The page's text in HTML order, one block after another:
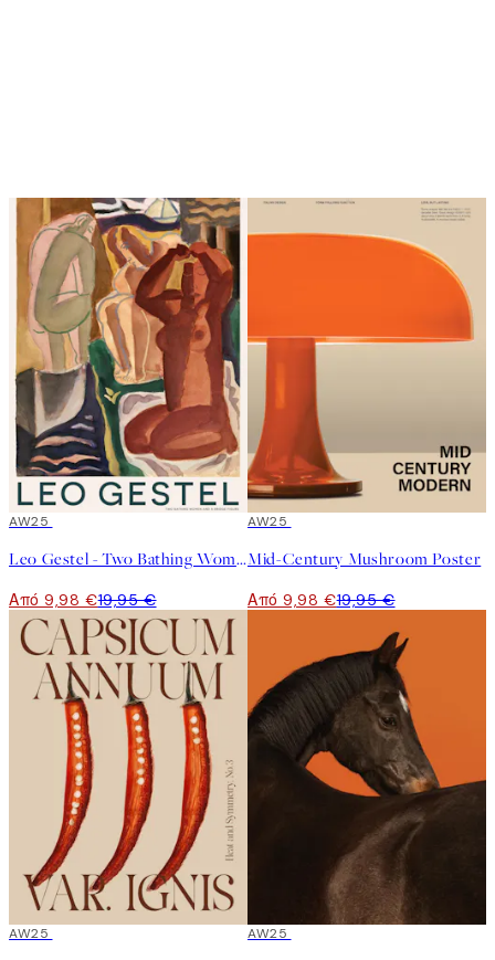
Η επανάληψη είναι ενεργοποιημένη
50%*
AW25
Leo Gestel - Two Bathing Women and a Bridge Figure Poster
Από 9,98 €19,95 €
50%*
AW25
Mid-Century Mushroom Poster
Από 9,98 €19,95 €
50%*
AW25 50%*
AW25